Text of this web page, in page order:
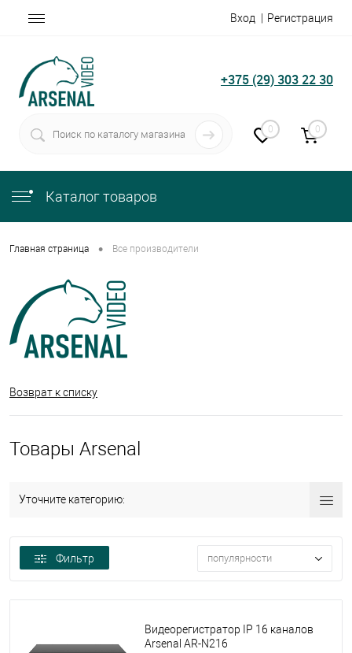
Вход Регистрация
+375 (29) 303 22 30
0 0
Каталог товаров
Главная страница • Все производители
Возврат к списку
Товары Arsenal
Уточните категорию:
Фильтр популярности
Видеорегистратор IP 16 каналов
Arsenal AR-N216